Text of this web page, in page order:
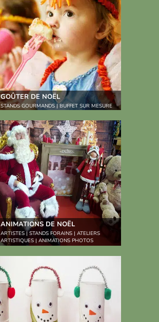
GOÛTER DE NOËL
STANDS GOURMANDS | BUFFET SUR MESURE
ANIMATIONS DE NOËL
ARTISTES | STANDS FORAINS | ATELIERS
ARTISTIQUES | ANIMATIONS PHOTOS